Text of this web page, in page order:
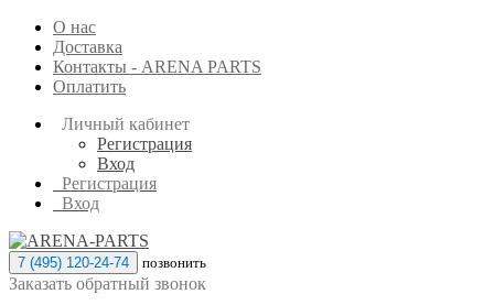
О нас
Доставка
Контакты - ARENA PARTS
Оплатить
Личный кабинет
Регистрация
Вход
Регистрация
Вход
7 (495) 120-24-74 позвонить
Заказать обратный звонок